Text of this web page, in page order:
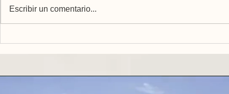
Escribir un comentario...